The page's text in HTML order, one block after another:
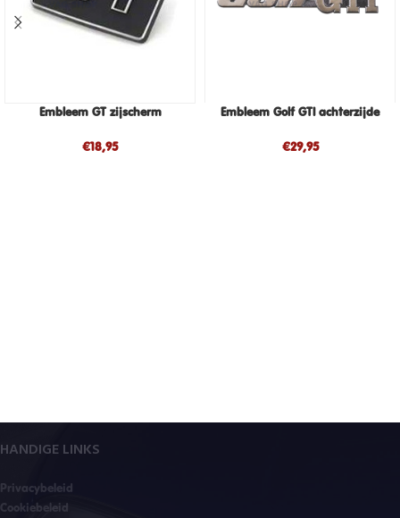
Embleem GT zijscherm
€18,95
Embleem Golf GTI achterzijde
€29,95
HANDIGE LINKS
Privacybeleid
Cookiebeleid